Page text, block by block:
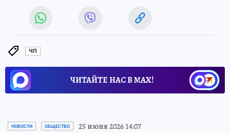
ЧП
ЧИТАЙТЕ НАС В МАХ!
НОВОСТИ ОБЩЕСТВО 25 июня 2026 14:07